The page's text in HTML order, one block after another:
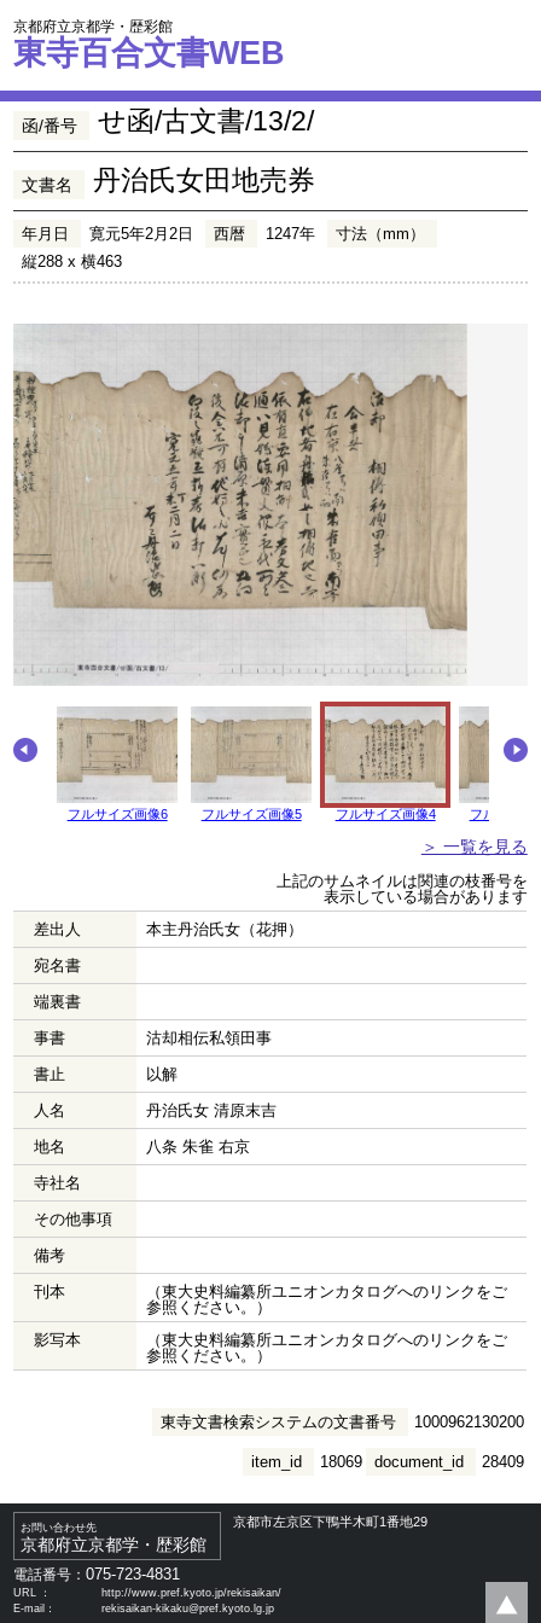
京都府立京都学・歴彩館
東寺百合文書WEB
函/番号 せ函/古文書/13/2/
文書名 丹治氏女田地売券
年月日 寛元5年2月2日 西暦 1247年
寸法（mm）
縦288 x 横463
フルサイズ画像6 フルサイズ画像5 フルサイズ画像4 フルサイズ
＞ 一覧を見る
上記のサムネイルは関連の枝番号を
表示している場合があります
差出人
本主丹治氏女（花押）
宛名書
端裏書
事書
沽却相伝私領田事
書止
以解
人名
丹治氏女 清原末吉
地名
八条 朱雀 右京
寺社名
その他事項
備考
刊本
（東大史料編纂所ユニオンカタログへのリンクをご
参照ください。）
影写本
（東大史料編纂所ユニオンカタログへのリンクをご
参照ください。）
東寺文書検索システムの文書番号 1000962130200
document_id 28409
item_id 18069
お問い合わせ先
京都府立京都学・歴彩館
京都市左京区下鴨半木町1番地29
電話番号：075-723-4831
URL ：
http://www.pref.kyoto.jp/rekisaikan/
E-mail：
rekisaikan-kikaku@pref.kyoto.lg.jp